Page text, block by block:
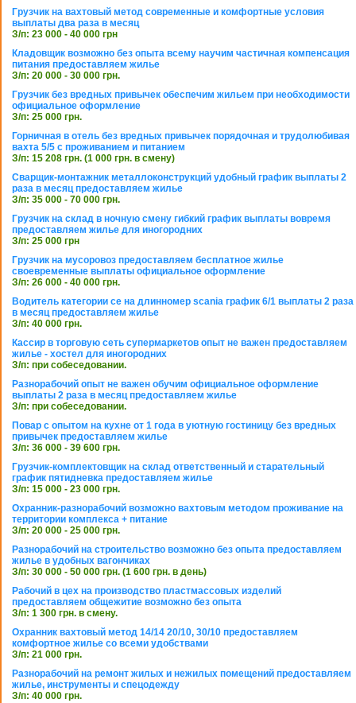
Грузчик на вахтовый метод современные и комфортные условия
выплаты два раза в месяц
З/п: 23 000 - 40 000 грн
Кладовщик возможно без опыта всему научим частичная компенсация
питания предоставляем жилье
З/п: 20 000 - 30 000 грн.
Грузчик без вредных привычек обеспечим жильем при необходимости
официальное оформление
З/п: 25 000 грн.
Горничная в отель без вредных привычек порядочная и трудолюбивая
вахта 5/5 с проживанием и питанием
З/п: 15 208 грн. (1 000 грн. в смену)
Сварщик-монтажник металлоконструкций удобный график выплаты 2
раза в месяц предоставляем жилье
З/п: 35 000 - 70 000 грн.
Грузчик на склад в ночную смену гибкий график выплаты вовремя
предоставляем жилье для иногородних
З/п: 25 000 грн
Грузчик на мусоровоз предоставляем бесплатное жилье
своевременные выплаты официальное оформление
З/п: 26 000 - 40 000 грн.
Водитель категории се на длинномер scania график 6/1 выплаты 2 раза
в месяц предоставляем жилье
З/п: 40 000 грн.
Кассир в торговую сеть супермаркетов опыт не важен предоставляем
жилье - хостел для иногородних
З/п: при собеседовании.
Разнорабочий опыт не важен обучим официальное оформление
выплаты 2 раза в месяц предоставляем жилье
З/п: при собеседовании.
Повар с опытом на кухне от 1 года в уютную гостиницу без вредных
привычек предоставляем жилье
З/п: 36 000 - 39 600 грн.
Грузчик-комплектовщик на склад ответственный и старательный
график пятидневка предоставляем жилье
З/п: 15 000 - 23 000 грн.
Охранник-разнорабочий возможно вахтовым методом проживание на
территории комплекса + питание
З/п: 20 000 - 25 000 грн.
Разнорабочий на строительство возможно без опыта предоставляем
жилье в удобных вагончиках
З/п: 30 000 - 50 000 грн. (1 600 грн. в день)
Рабочий в цех на производство пластмассовых изделий
предоставляем общежитие возможно без опыта
З/п: 1 300 грн. в смену.
Охранник вахтовый метод 14/14 20/10, 30/10 предоставляем
комфортное жилье со всеми удобствами
З/п: 21 000 грн.
Разнорабочий на ремонт жилых и нежилых помещений предоставляем
жилье, инструменты и спецодежду
З/п: 40 000 грн.